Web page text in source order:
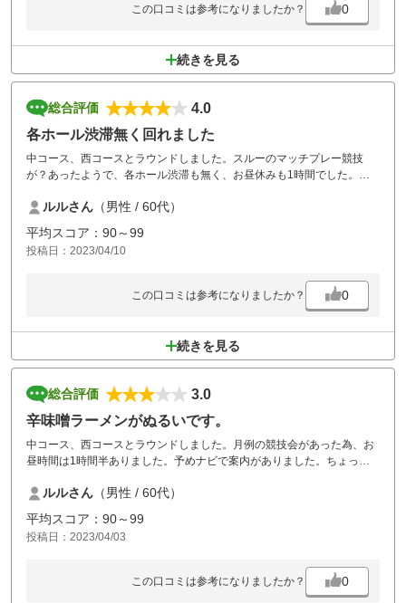
この口コミは参考になりましたか？ 0
続きを見る
総合評価
4.0
各ホール渋滞無く回れました
中コース、西コースとラウンドしました。スルーのマッチプレー競技
が？あったようで、各ホール渋滞も無く、お昼休みも1時間でした。肌
お昼ごはんは石焼き麻婆豆腐をいただきおいしかったです。
ルルさん （男性 / 60代）
平均スコア：90～99
投稿日：2023/04/10
この口コミは参考になりましたか？ 0
続きを見る
総合評価
3.0
辛味噌ラーメンがぬるいです。
中コース、西コースとラウンドしました。月例の競技会があった為、お
昼時間は1時間半ありました。予めナビで案内がありました。ちょっと
お昼は辛味噌ラーメンを頼みましたが、ぬるかったです。勝煮を頼んだ
仲間もぬるいと言ってました。改善してください。
ルルさん （男性 / 60代）
平均スコア：90～99
投稿日：2023/04/03
この口コミは参考になりましたか？ 0